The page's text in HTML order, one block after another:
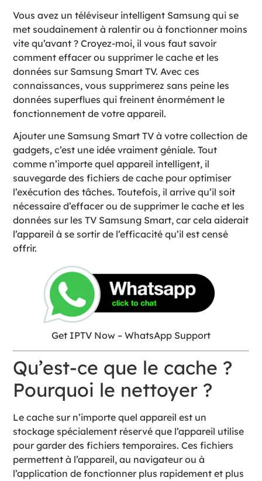
Vous avez un téléviseur intelligent Samsung qui se
met soudainement à ralentir ou à fonctionner moins
vite qu’avant ? Croyez-moi, il vous faut savoir
comment effacer ou supprimer le cache et les
données sur Samsung Smart TV. Avec ces
connaissances, vous supprimerez sans peine les
données superflues qui freinent énormément le
fonctionnement de votre appareil.
Ajouter une Samsung Smart TV à votre collection de
gadgets, c’est une idée vraiment géniale. Tout
comme n’importe quel appareil intelligent, il
sauvegarde des fichiers de cache pour optimiser
l’exécution des tâches. Toutefois, il arrive qu’il soit
nécessaire d’effacer ou de supprimer le cache et les
données sur les TV Samsung Smart, car cela aiderait
l’appareil à se sortir de l’efficacité qu’il est censé
offrir.
Get IPTV Now – WhatsApp Support
Qu’est-ce que le cache ?
Pourquoi le nettoyer ?
Le cache sur n’importe quel appareil est un
stockage spécialement réservé que l’appareil utilise
pour garder des fichiers temporaires. Ces fichiers
permettent à l’appareil, au navigateur ou à
l’application de fonctionner plus rapidement et plus